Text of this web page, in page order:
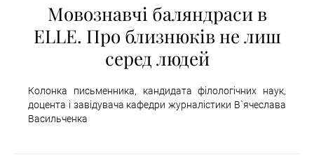
Мовознавчі баляндраси в
ELLE. Про близнюків не лиш
серед людей
Колонка письменника, кандидата філологічних наук,
доцента і завідувача кафедри журналістики В`ячеслава
Васильченка